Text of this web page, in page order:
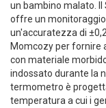
un bambino malato.
offre un
un'accuratezza di
Momcozy per fornire
con materiale
indossato durante la
termometro è
temperatura a cui i